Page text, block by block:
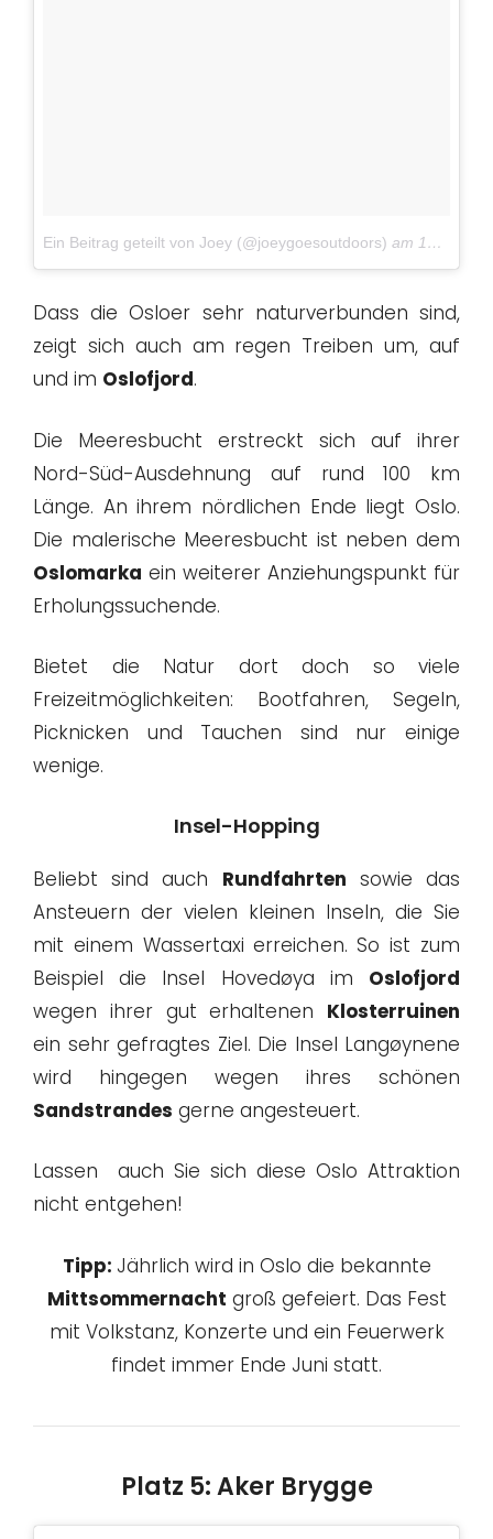
Ein Beitrag geteilt von Joey (@joeygoesoutdoors) am 10. Mai 2017 um 10:42 Uhr
Dass die Osloer sehr naturverbunden sind,
zeigt sich auch am regen Treiben um, auf
und im Oslofjord.
Die Meeresbucht erstreckt sich auf ihrer
Nord-Süd-Ausdehnung auf rund 100 km
Länge. An ihrem nördlichen Ende liegt Oslo.
Die malerische Meeresbucht ist neben dem
Oslomarka ein weiterer Anziehungspunkt für
Erholungssuchende.
Bietet die Natur dort doch so viele
Freizeitmöglichkeiten: Bootfahren, Segeln,
Picknicken und Tauchen sind nur einige
wenige.
Insel-Hopping
Beliebt sind auch Rundfahrten sowie das
Ansteuern der vielen kleinen Inseln, die Sie
mit einem Wassertaxi erreichen. So ist zum
Beispiel die Insel Hovedøya im Oslofjord
wegen ihrer gut erhaltenen Klosterruinen
ein sehr gefragtes Ziel. Die Insel Langøynene
wird hingegen wegen ihres schönen
Sandstrandes gerne angesteuert.
Lassen auch Sie sich diese Oslo Attraktion
nicht entgehen!
Tipp: Jährlich wird in Oslo die bekannte
Mittsommernacht groß gefeiert. Das Fest
mit Volkstanz, Konzerte und ein Feuerwerk
findet immer Ende Juni statt.
Platz 5: Aker Brygge